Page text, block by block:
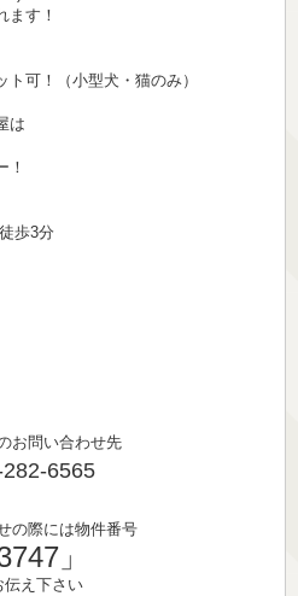
ます！
可！（小型犬・猫のみ）
は
！
歩3分
お問い合わせ先
6565
の際には物件番号
」
伝え下さい